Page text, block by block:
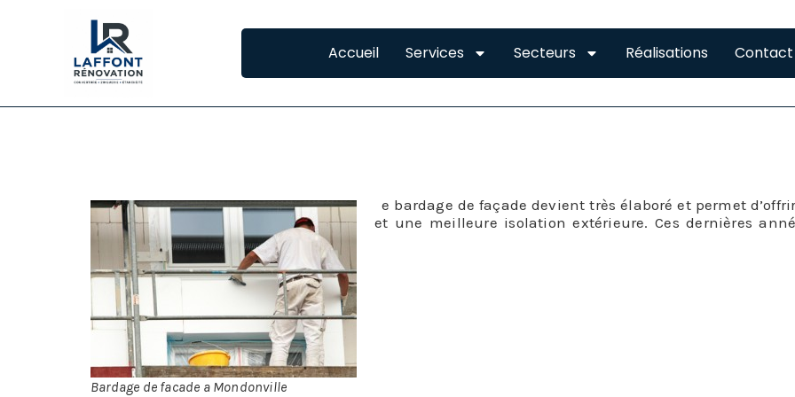
Accueil Services Secteurs Réalisations Contact
Bardage de facade a Mondonville
Le bardage de façade devient très élaboré et permet
et une meilleure isolation extérieure. Ces dernières